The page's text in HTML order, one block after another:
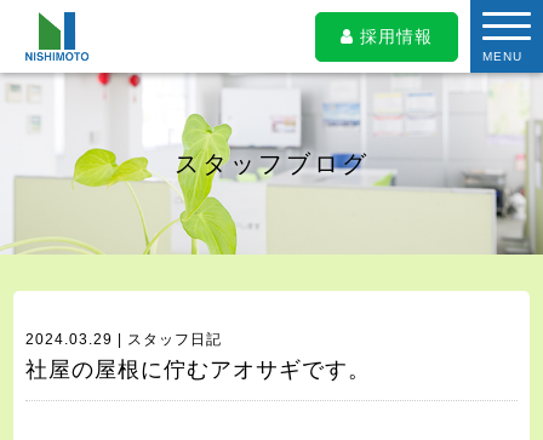
採用情報
MENU
スタッフブログ
2024.03.29 | スタッフ日記
社屋の屋根に佇むアオサギです。